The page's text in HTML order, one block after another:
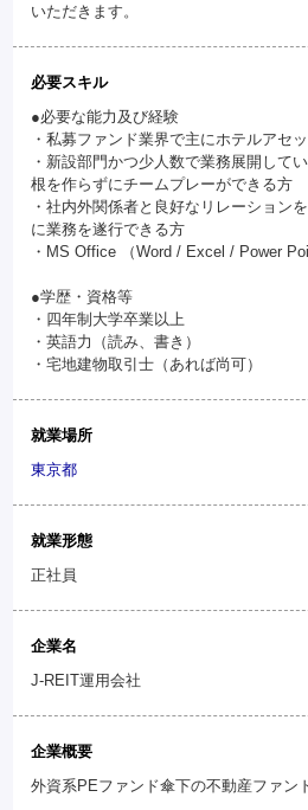
いただきます。
必要スキル
●必要な能力及び経験
・私募ファンド業界で主にホテルアセ
・新設部門かつ少人数で業務展開して
根を作らずにチームプレーができる方
・社内外関係者と良好なリレーション
に業務を遂行できる方
・MS Office （Word / Excel / Power
●学歴・資格等
・四年制大学卒業以上
・英語力（読み、書き）
・宅地建物取引士（あれば尚可）
就業場所
東京都
就業形態
正社員
企業名
J-REIT運用会社
企業概要
外資系PEファンド傘下の不動産ファン